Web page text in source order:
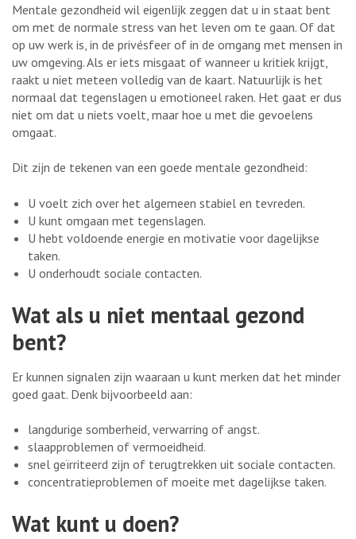
Mentale gezondheid wil eigenlijk zeggen dat u in staat bent
om met de normale stress van het leven om te gaan. Of dat
op uw werk is, in de privésfeer of in de omgang met mensen in
uw omgeving. Als er iets misgaat of wanneer u kritiek krijgt,
raakt u niet meteen volledig van de kaart. Natuurlijk is het
normaal dat tegenslagen u emotioneel raken. Het gaat er dus
niet om dat u niets voelt, maar hoe u met die gevoelens
omgaat.
Dit zijn de tekenen van een goede mentale gezondheid:
U voelt zich over het algemeen stabiel en tevreden.
U kunt omgaan met tegenslagen.
U hebt voldoende energie en motivatie voor dagelijkse
taken.
U onderhoudt sociale contacten.
Wat als u niet mentaal gezond
bent?
Er kunnen signalen zijn waaraan u kunt merken dat het minder
goed gaat. Denk bijvoorbeeld aan:
langdurige somberheid, verwarring of angst.
slaapproblemen of vermoeidheid.
snel geïrriteerd zijn of terugtrekken uit sociale contacten.
concentratieproblemen of moeite met dagelijkse taken.
Wat kunt u doen?